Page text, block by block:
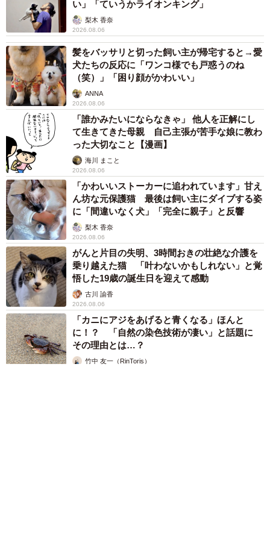
い」「ていうかライオンキング」
梨木 香奈
2026.08.06
髪をバッサリと切った飼い主が帰宅すると→愛
犬たちの反応に「ワンコ様でも戸惑うのね
（笑）」「困り顔がかわいい」
ANNA
2026.08.06
「誰かみたいにならなきゃ」 他人を正解にし
て生きてきた母親 自己主張が苦手な娘に教わ
った大切なこと【漫画】
海川 まこと
2026.08.06
「かわいいストーカーに追われています」甘え
ん坊な元保護猫 最後は飼い主にダイブする姿
に「間違いなく犬」「完全に親子」と反響
梨木 香奈
2026.08.06
がんと片目の失明、3時間おきの壮絶な介護を
乗り越えた猫 「叶わないかもしれない」と覚
悟した19歳の誕生日を迎えて感動
古川 諭香
2026.08.06
「カニにアジをあげると青くなる」ほんと
に！？ 「自然の染色技術が凄い」と話題に
その理由とは…？
竹中 友一（RinToris）